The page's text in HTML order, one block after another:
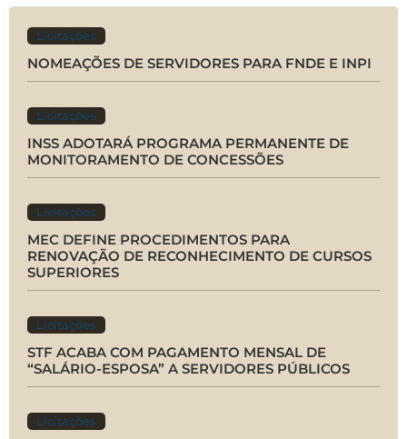
Licitações
NOMEAÇÕES DE SERVIDORES PARA FNDE E INPI
Licitações
INSS ADOTARÁ PROGRAMA PERMANENTE DE
MONITORAMENTO DE CONCESSÕES
Licitações
MEC DEFINE PROCEDIMENTOS PARA
RENOVAÇÃO DE RECONHECIMENTO DE CURSOS
SUPERIORES
Licitações
STF ACABA COM PAGAMENTO MENSAL DE
“SALÁRIO-ESPOSA” A SERVIDORES PÚBLICOS
Licitações